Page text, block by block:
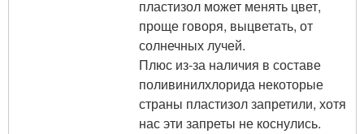
пластизол может менять цвет,
проще говоря, выцветать, от
солнечных лучей.
Плюс из-за наличия в составе
поливинилхлорида некоторые
страны пластизол запретили, хотя
нас эти запреты не коснулись.